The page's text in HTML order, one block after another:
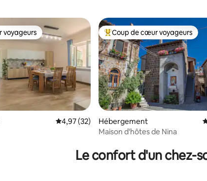
voyageurs
voyageurs
Évaluation moyenne sur la base de 32
4,97 (32)
Coups de cœur voyageurs les
Coup de cœur voyageurs
Hébergement
Maison d'hôtes de Nina
Le confort d'un chez-